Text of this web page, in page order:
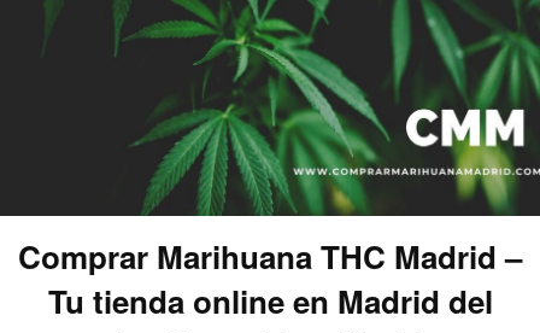
Comprar Marihuana THC Madrid –
Tu tienda online en Madrid del